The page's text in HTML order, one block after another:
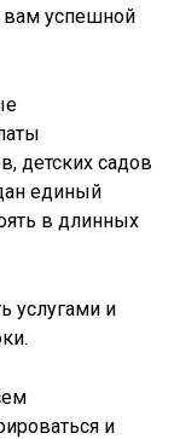
вам успешной
детских садов
единый
в длинных
услугами и
и